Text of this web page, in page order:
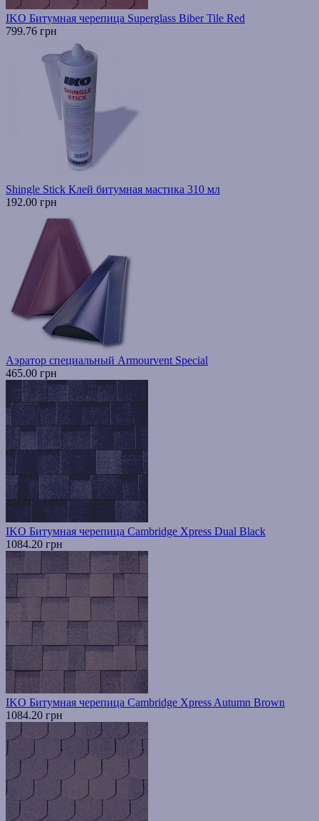
IKO Битумная черепица Superglass Biber Tile Red
799.76 грн
Shingle Stick Клей битумная мастика 310 мл
192.00 грн
Аэратор специальный Armourvent Special
465.00 грн
IKO Битумная черепица Cambridge Xpress Dual Black
1084.20 грн
IKO Битумная черепица Cambridge Xpress Autumn Brown
1084.20 грн